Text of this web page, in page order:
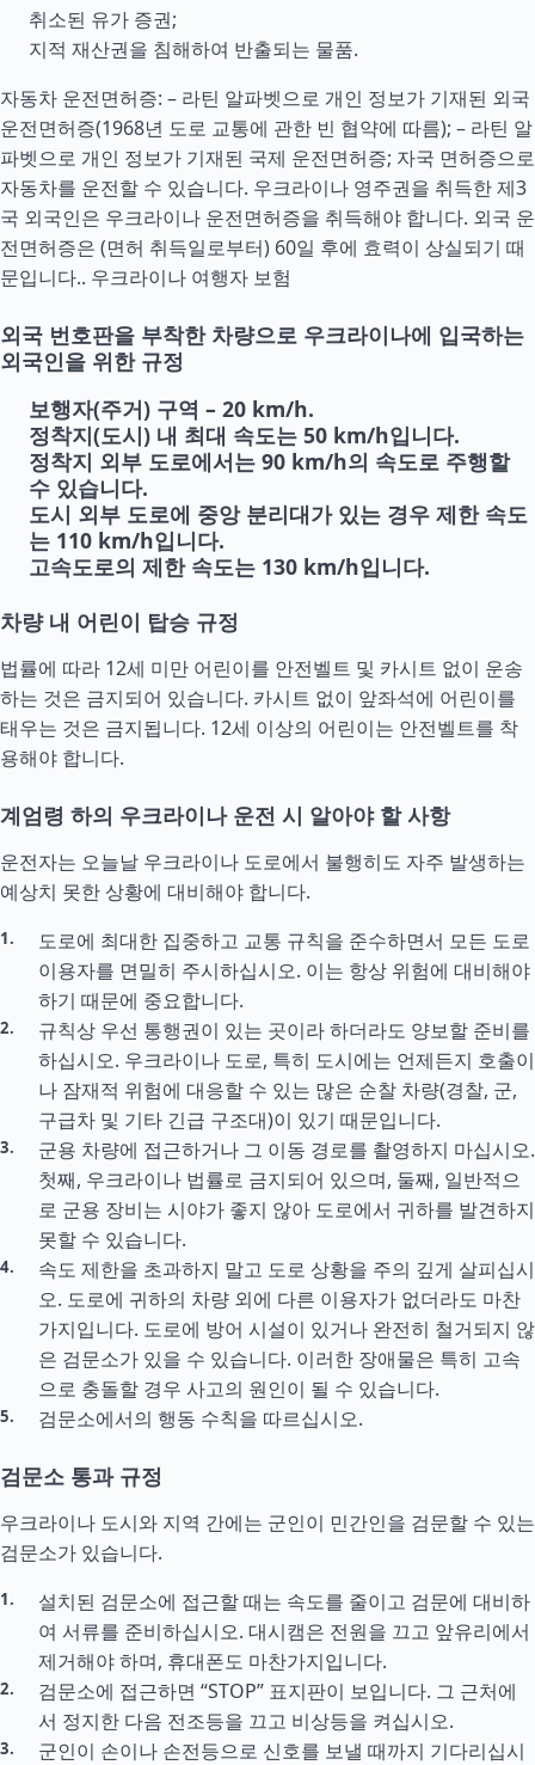
취소된 유가 증권;
지적 재산권을 침해하여 반출되는 물품.
자동차 운전면허증: – 라틴 알파벳으로 개인 정보가 기재된 외국
운전면허증(1968년 도로 교통에 관한 빈 협약에 따름); – 라틴 알
파벳으로 개인 정보가 기재된 국제 운전면허증; 자국 면허증으로
자동차를 운전할 수 있습니다. 우크라이나 영주권을 취득한 제3
국 외국인은 우크라이나 운전면허증을 취득해야 합니다. 외국 운
전면허증은 (면허 취득일로부터) 60일 후에 효력이 상실되기 때
문입니다.. 우크라이나 여행자 보험
외국 번호판을 부착한 차량으로 우크라이나에 입국하는
외국인을 위한 규정
보행자(주거) 구역 – 20 km/h.
정착지(도시) 내 최대 속도는 50 km/h입니다.
정착지 외부 도로에서는 90 km/h의 속도로 주행할
수 있습니다.
도시 외부 도로에 중앙 분리대가 있는 경우 제한 속도
는 110 km/h입니다.
고속도로의 제한 속도는 130 km/h입니다.
차량 내 어린이 탑승 규정
법률에 따라 12세 미만 어린이를 안전벨트 및 카시트 없이 운송
하는 것은 금지되어 있습니다. 카시트 없이 앞좌석에 어린이를
태우는 것은 금지됩니다. 12세 이상의 어린이는 안전벨트를 착
용해야 합니다.
계엄령 하의 우크라이나 운전 시 알아야 할 사항
운전자는 오늘날 우크라이나 도로에서 불행히도 자주 발생하는
예상치 못한 상황에 대비해야 합니다.
도로에 최대한 집중하고 교통 규칙을 준수하면서 모든 도로
이용자를 면밀히 주시하십시오. 이는 항상 위험에 대비해야
하기 때문에 중요합니다.
규칙상 우선 통행권이 있는 곳이라 하더라도 양보할 준비를
하십시오. 우크라이나 도로, 특히 도시에는 언제든지 호출이
나 잠재적 위험에 대응할 수 있는 많은 순찰 차량(경찰, 군,
구급차 및 기타 긴급 구조대)이 있기 때문입니다.
군용 차량에 접근하거나 그 이동 경로를 촬영하지 마십시오.
첫째, 우크라이나 법률로 금지되어 있으며, 둘째, 일반적으
로 군용 장비는 시야가 좋지 않아 도로에서 귀하를 발견하지
못할 수 있습니다.
속도 제한을 초과하지 말고 도로 상황을 주의 깊게 살피십시
오. 도로에 귀하의 차량 외에 다른 이용자가 없더라도 마찬
가지입니다. 도로에 방어 시설이 있거나 완전히 철거되지 않
은 검문소가 있을 수 있습니다. 이러한 장애물은 특히 고속
으로 충돌할 경우 사고의 원인이 될 수 있습니다.
검문소에서의 행동 수칙을 따르십시오.
검문소 통과 규정
우크라이나 도시와 지역 간에는 군인이 민간인을 검문할 수 있는
검문소가 있습니다.
설치된 검문소에 접근할 때는 속도를 줄이고 검문에 대비하
여 서류를 준비하십시오. 대시캠은 전원을 끄고 앞유리에서
제거해야 하며, 휴대폰도 마찬가지입니다.
검문소에 접근하면 “STOP” 표지판이 보입니다. 그 근처에
서 정지한 다음 전조등을 끄고 비상등을 켜십시오.
군인이 손이나 손전등으로 신호를 보낼 때까지 기다리십시